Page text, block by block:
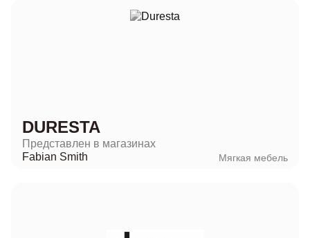
DURESTA
Представлен в магазинах
Fabian Smith
Мягкая мебель